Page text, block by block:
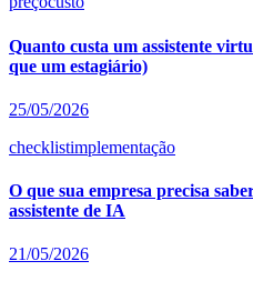
Quanto custa um assistente
que um estagiário)
25/05/2026
checklistimplementação
O que sua empresa precisa
assistente de IA
21/05/2026